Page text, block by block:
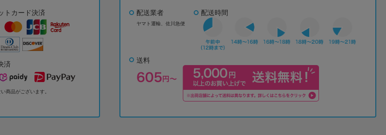
トカード決済
済
商品がございます。
配送業者
ヤマト運輸、佐川急便
配送時間
送料